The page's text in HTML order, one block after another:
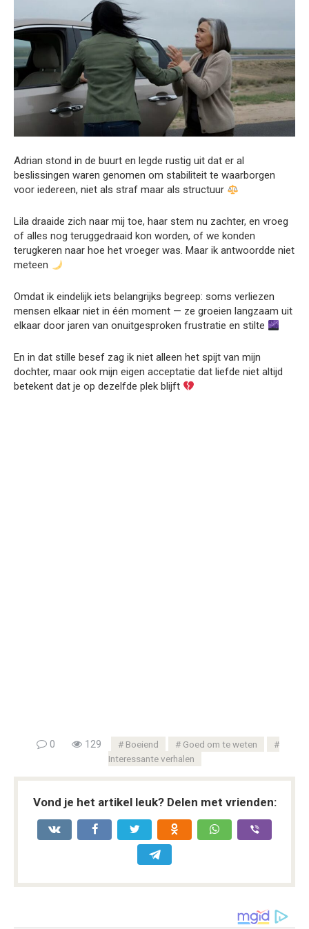
Adrian stond in de buurt en legde rustig uit dat er al
beslissingen waren genomen om stabiliteit te waarborgen
voor iedereen, niet als straf maar als structuur
Lila draaide zich naar mij toe, haar stem nu zachter, en vroeg
of alles nog teruggedraaid kon worden, of we konden
terugkeren naar hoe het vroeger was. Maar ik antwoordde niet
meteen
Omdat ik eindelijk iets belangrijks begreep: soms verliezen
mensen elkaar niet in één moment — ze groeien langzaam uit
elkaar door jaren van onuitgesproken frustratie en stilte
En in dat stille besef zag ik niet alleen het spijt van mijn
dochter, maar ook mijn eigen acceptatie dat liefde niet altijd
betekent dat je op dezelfde plek blijft
0 129 Boeiend
Goed om te weten
Interessante verhalen
Vond je het artikel leuk? Delen met vrienden: